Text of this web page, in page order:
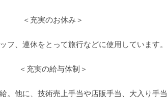
＜充実のお休み＞
フ、連休をとって旅行などに使用しています
＜充実の給与体制＞
。他に、技術売上手当や店販手当、大入り手